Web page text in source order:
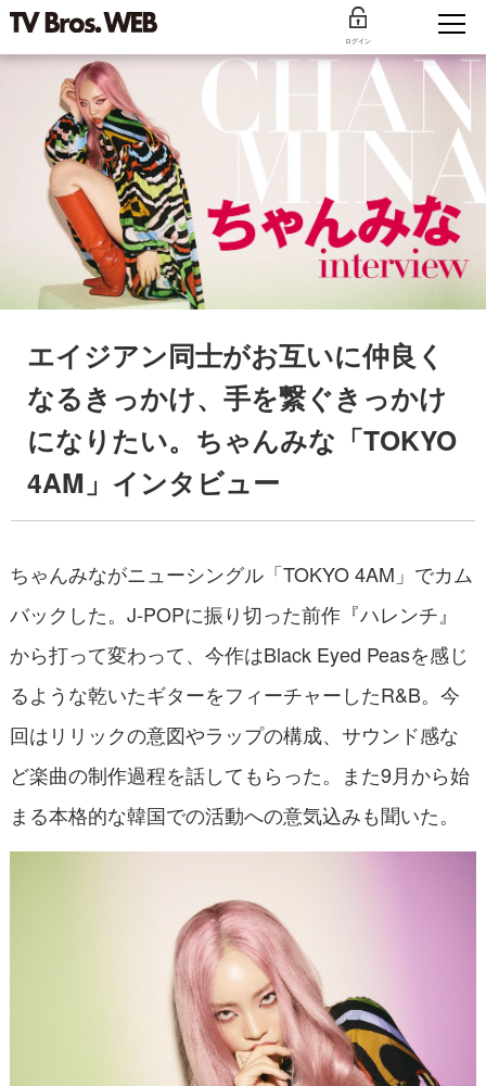
ログイン
エイジアン同士がお互いに仲良く
なるきっかけ、手を繋ぐきっかけ
になりたい。ちゃんみな「TOKYO
4AM」インタビュー
ちゃんみながニューシングル「TOKYO 4AM」でカム
バックした。J-POPに振り切った前作『ハレンチ』
から打って変わって、今作はBlack Eyed Peasを感じ
るような乾いたギターをフィーチャーしたR&B。今
回はリリックの意図やラップの構成、サウンド感な
ど楽曲の制作過程を話してもらった。また9月から始
まる本格的な韓国での活動への意気込みも聞いた。